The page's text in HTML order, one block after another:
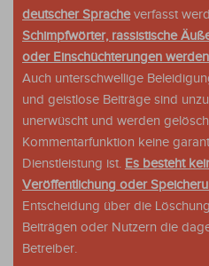
deutscher Spracheverfasst
Schimpfwörter, rassistische
oder Einschüchterungen
Auch unterschwellige
und geistlose Beiträge sind
unerwüscht und werden
Kommentarfunktion keine
Dienstleistung ist. Es besteht
Veröffentlichung oder
Entscheidung über die
Beiträgen oder Nutzern die
Betreiber.